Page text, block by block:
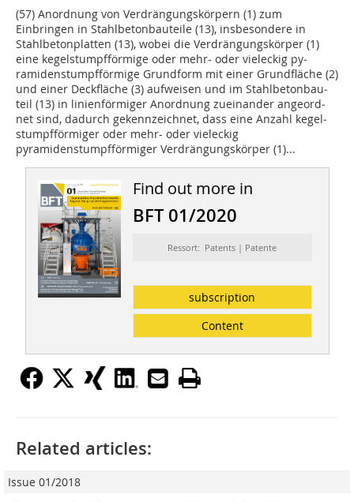
(57) Anordnung von Verdrängungskörpern (1) zum
Einbringen in Stahlbetonbauteile (13), insbesonde­re in
Stahlbetonplatten (13), wobei die Verdrängungskörper (1)
eine kegelstumpfförmige oder mehr- oder vieleckig py­
ramidenstumpfförmige Grundform mit einer Grundfläche (2)
und einer Deckfläche (3) aufweisen und im Stahlbetonbau­
teil (13) in linienförmiger Anordnung zueinander angeord­
net sind, dadurch gekennzeichnet, dass eine Anzahl kegel­
stumpfförmiger oder mehr- oder vieleckig
pyramidenstumpf­förmiger Verdrängungskörper (1)...
Find out more in
BFT 01/2020
Ressort: Patents | Patente
subscription
Content
Related articles:
Issue 01/2018